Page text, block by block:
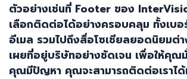
ตัวอย่างเช่นที่ Footer ของ
เลือกติดต่อได้อย่างครอบคลุม ทั้งเบ
อีเมล รวมไปถึงสื่อโซเชียลยอดนิยมต่
เผยที่อยู่บริษัทอย่างชัดเจน เพื่อให้คุณมั่
คุณมีปัญหา คุณจะสามารถติดต่อเราไ